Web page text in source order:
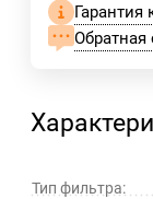
Гарантия
Обратная
Тип фильтра: